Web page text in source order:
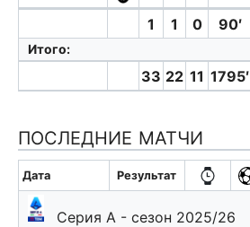
1
1 0 90′
Итого:
33 22 11 1795′
ПОСЛЕДНИЕ МАТЧИ
Дата Результат
Серия А - сезон 2025/26